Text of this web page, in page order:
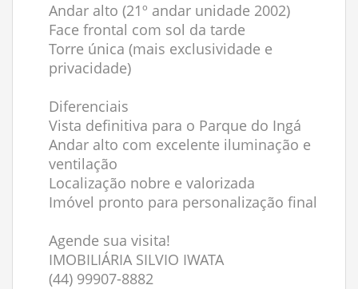
Andar alto (21º andar unidade 2002)
Face frontal com sol da tarde
Torre única (mais exclusividade e
privacidade)
Diferenciais
Vista definitiva para o Parque do Ingá
Andar alto com excelente iluminação e
ventilação
Localização nobre e valorizada
Imóvel pronto para personalização final
Agende sua visita!
IMOBILIÁRIA SILVIO IWATA
(44) 99907-8882